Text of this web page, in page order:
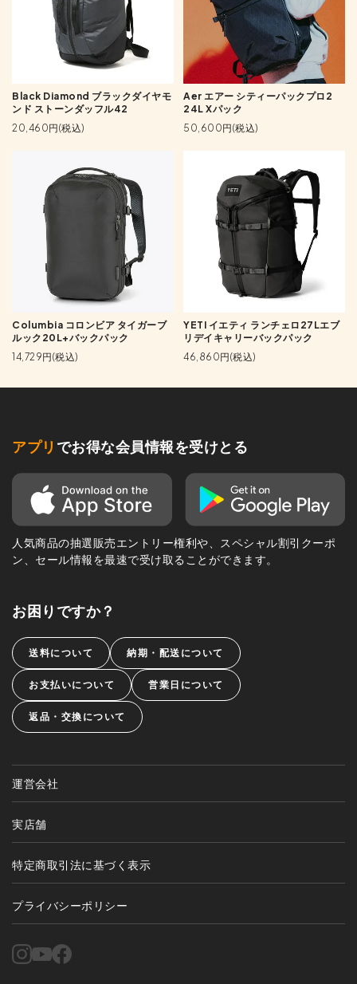
Black Diamond ブラックダイヤモ
ンド ストーンダッフル42
20,460円(税込)
Aer エアー シティーパックプロ2
24L Xパック
50,600円(税込)
Columbia コロンビア タイガーブ
ルック20L+バックパック
14,729円(税込)
YETI イエティ ランチェロ27Lエブ
リデイキャリーバックパック
46,860円(税込)
アプリ でお得な会員情報を受けとる
人気商品の抽選販売エントリー権利や、スペシャル割引クーポ
ン、セール情報を最速で受け取ることができます。
お困りですか？
送料について 納期・配送について
お支払いについて 営業日について
返品・交換について
運営会社
実店舗
特定商取引法に基づく表示
プライバシーポリシー